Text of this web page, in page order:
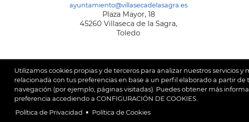
Utilizamos cookies propias y de terceros para analizar nuestros servicios
relacionada con tus preferencias en base a un perfil elaborado a partir de
navegación (por ejemplo, páginas visitadas). Puedes obtener más
preferencia accediendo a CONFIGURACIÓN DE COOKIES.
Política de Privacidad
Política de Cookies
ayuntamiento@villasecadelasagra.es
Plaza Mayor, 18
45260 Villaseca de la Sagra,
Toledo
SubFooter
© 2026